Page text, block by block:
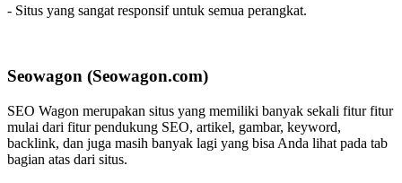
- Situs yang sangat responsif untuk semua perangkat.
Seowagon (Seowagon.com)
SEO Wagon merupakan situs yang memiliki banyak sekali fitur fitur
mulai dari fitur pendukung SEO, artikel, gambar, keyword,
backlink, dan juga masih banyak lagi yang bisa Anda lihat pada tab
bagian atas dari situs.